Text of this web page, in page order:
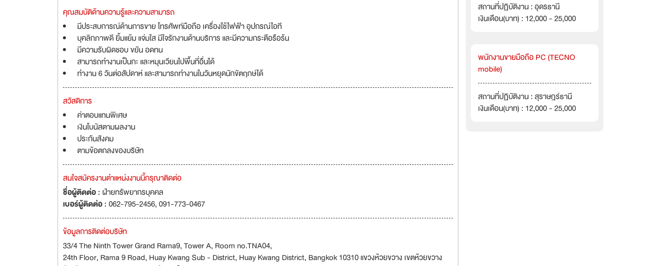
คุณสมบัติด้านความรู้และความสามารถ
มีประสบการณ์ด้านการขาย โทรศัพท์มือถือ เครื่องใช้ไฟฟ้า อุปกรณ์ไอที
บุคลิกภาพดี ยิ้มแย้ม แจ่มใส มีใจรักงานด้านบริการ และมีความกระตือรือร้น
มีความรับผิดชอบ ขยัน อดทน
สามารถทำงานเป็นกะ และหมุนเวียนไปพื้นที่อื่นได้
ทำงาน 6 วันต่อสัปดาห์ และสามารถทำงานในวันหยุดนักขัตฤกษ์ได้
สวัสดิการ
ค่าตอบแทนพิเศษ
เงินโบนัสตามผลงาน
ประกันสังคม
ตามข้อตกลงของบริษัท
สนใจสมัครงานตำแหน่งงานนี้กรุณาติดต่อ
ชื่อผู้ติดต่อ :ฝ่ายทรัพยากรบุคคล
เบอร์ผู้ติดต่อ :062-795-2456, 091-773-0467
ข้อมูลการติดต่อบริษัท
33/4 The Ninth Tower Grand Rama9, Tower A, Room no.TNA04,
24th Floor, Rama 9 Road, Huay Kwang Sub - District, Huay Kwang District, Bangkok 10310 แขวงห้วยขวาง เขตห้วยขวาง
สถานที่ปฏิบัติงาน : อุดรธานี
เงินเดือน(บาท) : 12,000 - 25,000
พนักงานขายมือถือ PC (TECNO
mobile)
สถานที่ปฏิบัติงาน : สุราษฎร์ธานี
เงินเดือน(บาท) : 12,000 - 25,000